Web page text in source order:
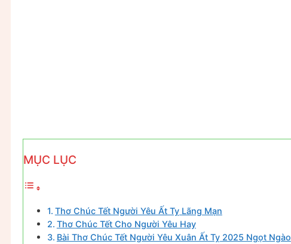
MỤC LỤC
Thơ Chúc Tết Người Yêu Ất Tỵ Lãng Mạn
Thơ Chúc Tết Cho Người Yêu Hay
Bài Thơ Chúc Tết Người Yêu Xuân Ất Tỵ 2025 Ngọt Ngào